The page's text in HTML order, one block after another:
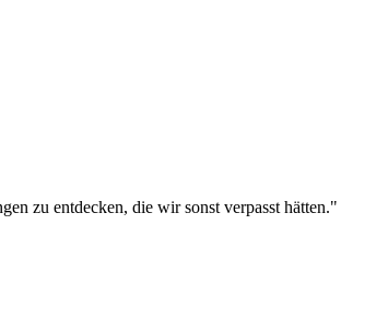
zu entdecken, die wir sonst verpasst hätten."